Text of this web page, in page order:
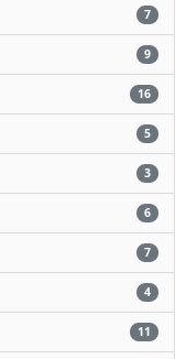
7
9
16
5
3
6
7
4
11